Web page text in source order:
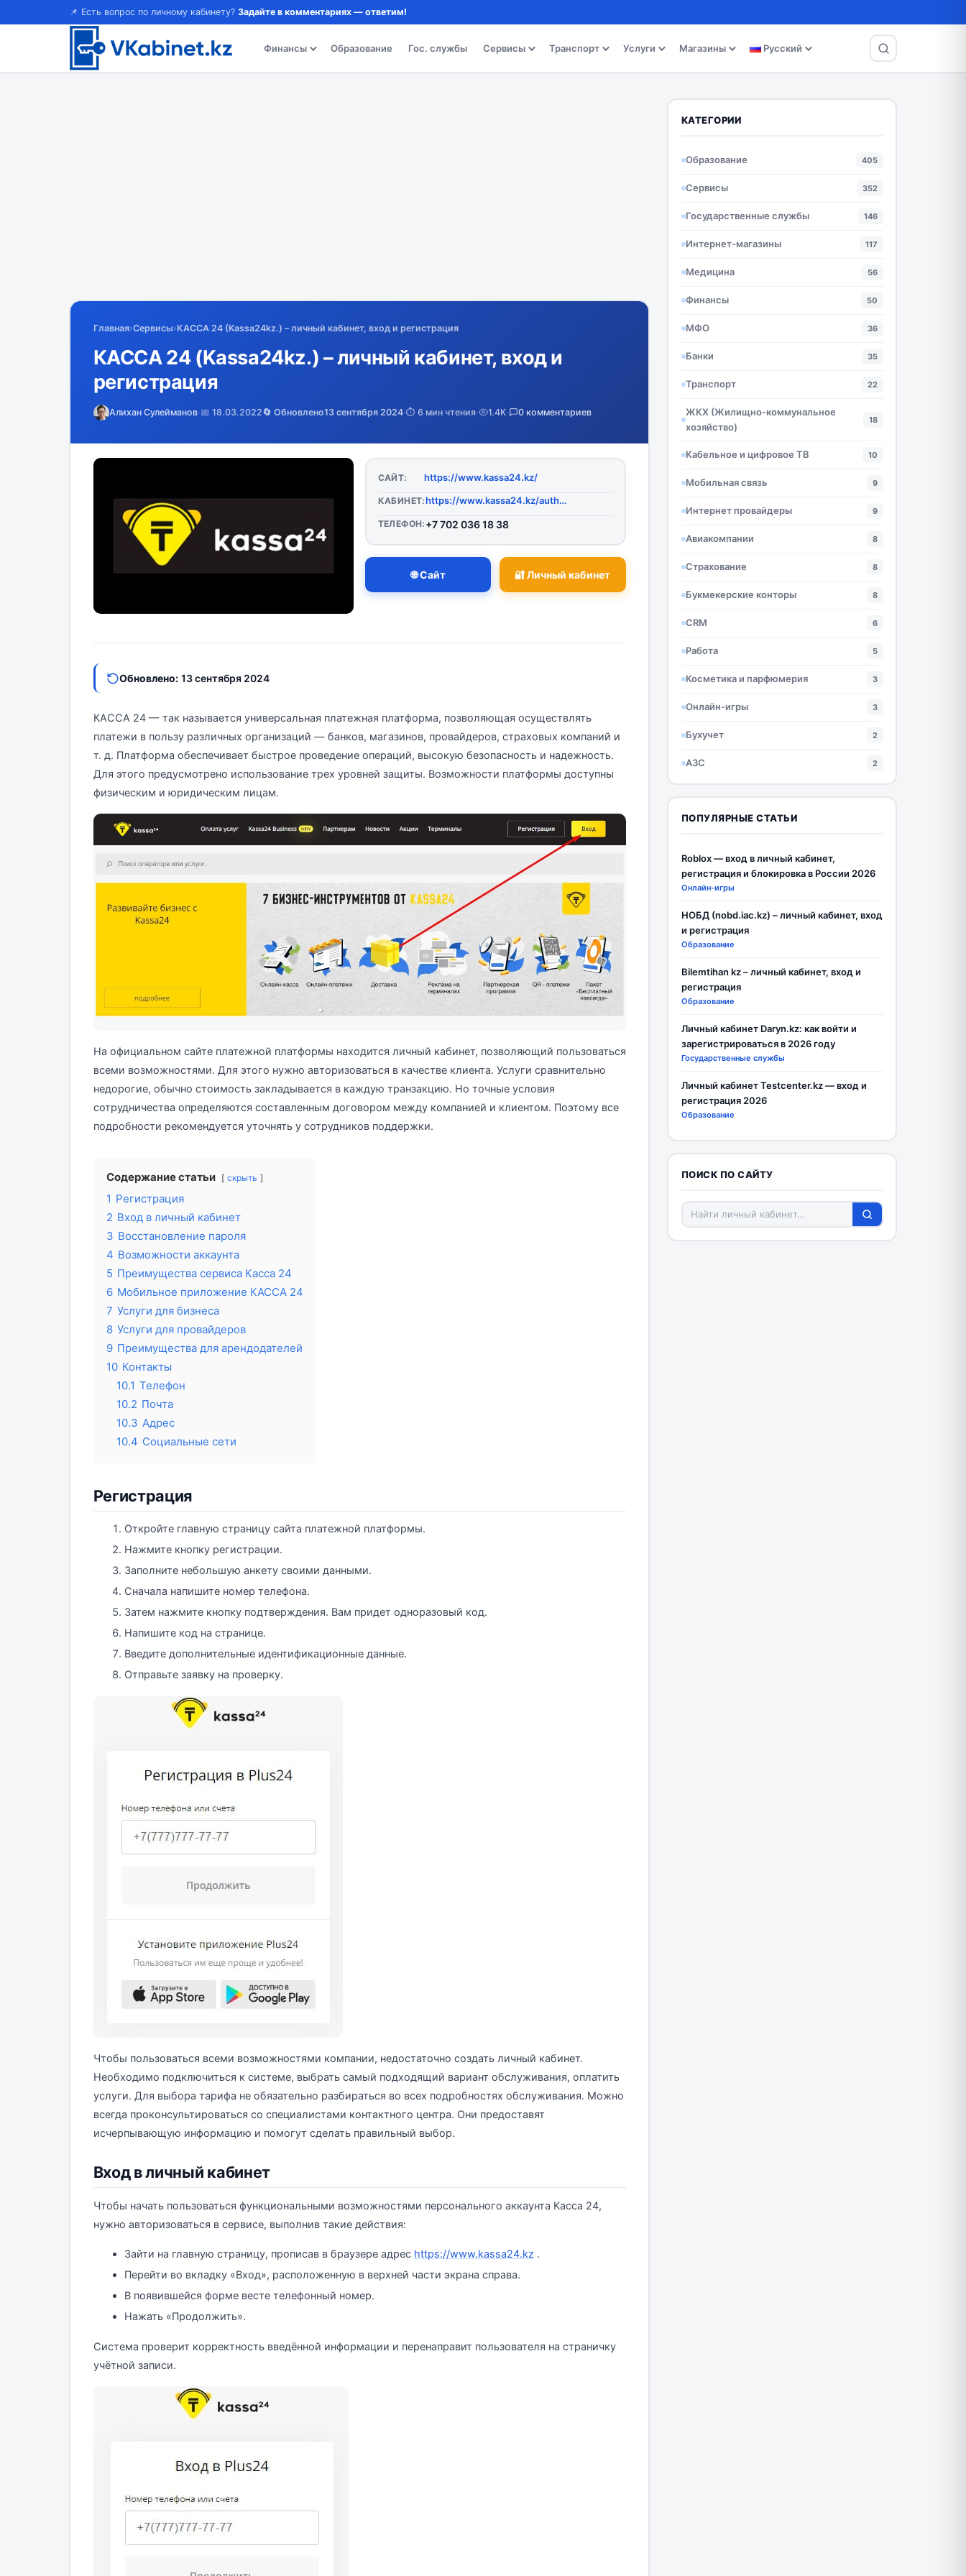
📌 Есть вопрос по личному кабинету? Задайте в комментариях — ответим!
Финансы Образование Гос. службы Сервисы Транспорт Услуги Магазины Русский
Главная›Сервисы›КАССА 24 (Kassa24kz.) – личный кабинет, вход и регистрация
КАССА 24 (Kassa24kz.) – личный кабинет, вход и
регистрация
Алихан Сулейманов·📅 18.03.2022🔄 Обновлено13 сентября 2024·⏱️ 6 мин чтения· 1.4K· 0 комментариев
САЙТ: https://www.kassa24.kz/
КАБИНЕТ: https://www.kassa24.kz/authorization
ТЕЛЕФОН: +7 702 036 18 38
🌐 Сайт 🔐 Личный кабинет
Обновлено: 13 сентября 2024
КАССА 24 — так называется универсальная платежная платформа, позволяющая осуществлять
платежи в пользу различных организаций — банков, магазинов, провайдеров, страховых компаний и
т. д. Платформа обеспечивает быстрое проведение операций, высокую безопасность и надежность.
Для этого предусмотрено использование трех уровней защиты. Возможности платформы доступны
физическим и юридическим лицам.
На официальном сайте платежной платформы находится личный кабинет, позволяющий пользоваться
всеми возможностями. Для этого нужно авторизоваться в качестве клиента. Услуги сравнительно
недорогие, обычно стоимость закладывается в каждую транзакцию. Но точные условия
сотрудничества определяются составленным договором между компанией и клиентом. Поэтому все
подробности рекомендуется уточнять у сотрудников поддержки.
Содержание статьи скрыть
1 Регистрация
2 Вход в личный кабинет
3 Восстановление пароля
4 Возможности аккаунта
5 Преимущества сервиса Касса 24
6 Мобильное приложение КАССА 24
7 Услуги для бизнеса
8 Услуги для провайдеров
9 Преимущества для арендодателей
10 Контакты
10.1 Телефон
10.2 Почта
10.3 Адрес
10.4 Социальные сети
Регистрация
Откройте главную страницу сайта платежной платформы.
Нажмите кнопку регистрации.
Заполните небольшую анкету своими данными.
Сначала напишите номер телефона.
Затем нажмите кнопку подтверждения. Вам придет одноразовый код.
Напишите код на странице.
Введите дополнительные идентификационные данные.
Отправьте заявку на проверку.
Чтобы пользоваться всеми возможностями компании, недостаточно создать личный кабинет.
Необходимо подключиться к системе, выбрать самый подходящий вариант обслуживания, оплатить
услуги. Для выбора тарифа не обязательно разбираться во всех подробностях обслуживания. Можно
всегда проконсультироваться со специалистами контактного центра. Они предоставят
исчерпывающую информацию и помогут сделать правильный выбор.
Вход в личный кабинет
Чтобы начать пользоваться функциональными возможностями персонального аккаунта Касса 24,
нужно авторизоваться в сервисе, выполнив такие действия:
Зайти на главную страницу, прописав в браузере адрес https://www.kassa24.kz .
Перейти во вкладку «Вход», расположенную в верхней части экрана справа.
В появившейся форме весте телефонный номер.
Нажать «Продолжить».
Система проверит корректность введённой информации и перенаправит пользователя на страничку
учётной записи.
КАТЕГОРИИ
Образование 405
Сервисы 352
Государственные службы 146
Интернет-магазины 117
Медицина 56
Финансы 50
МФО 36
Банки 35
Транспорт 22
ЖКХ (Жилищно-коммунальное
хозяйство)
18
Кабельное и цифровое ТВ 10
Мобильная связь 9
Интернет провайдеры 9
Авиакомпании 8
Страхование 8
Букмекерские конторы 8
CRM 6
Работа 5
Косметика и парфюмерия 3
Онлайн-игры 3
Бухучет 2
АЗС 2
ПОПУЛЯРНЫЕ СТАТЬИ
Roblox — вход в личный кабинет,
регистрация и блокировка в России 2026
Онлайн-игры
НОБД (nobd.iac.kz) – личный кабинет, вход
и регистрация
Образование
Bilemtihan kz – личный кабинет, вход и
регистрация
Образование
Личный кабинет Daryn.kz: как войти и
зарегистрироваться в 2026 году
Государственные службы
Личный кабинет Testcenter.kz — вход и
регистрация 2026
Образование
ПОИСК ПО САЙТУ